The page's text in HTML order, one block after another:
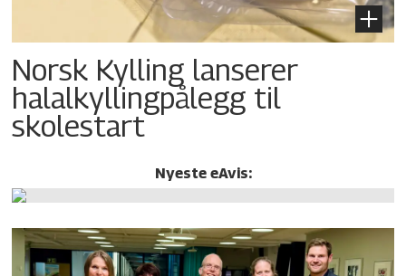
Norsk Kylling lanserer
halalkylling­pålegg til
skolestart
Nyeste eAvis: